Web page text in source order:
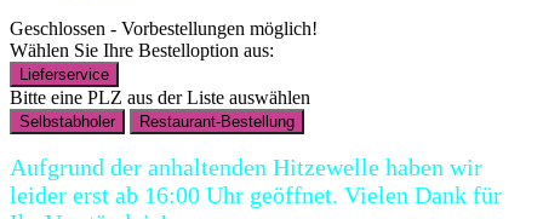
Geschlossen - Vorbestellungen möglich!
Wählen Sie Ihre Bestelloption aus:
Lieferservice
Bitte eine PLZ aus der Liste auswählen
Selbstabholer Restaurant-Bestellung
Aufgrund der anhaltenden Hitzewelle haben wir
leider erst ab 16:00 Uhr geöffnet. Vielen Dank für